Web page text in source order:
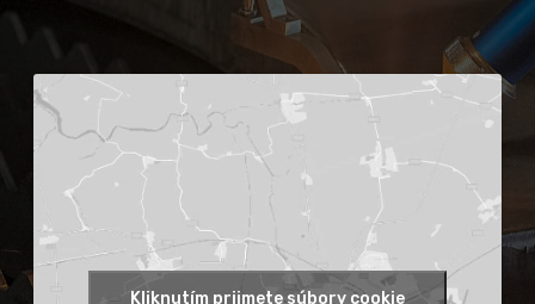
Kliknutím prijmete súbory cookie